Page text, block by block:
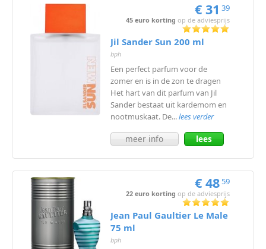
€ 31 39
45 euro korting op de adviesprijs
Jil Sander Sun 200 ml
bph
Een perfect parfum voor de
zomer en is in de zon te dragen
Het hart van dit parfum van Jil
Sander bestaat uit kardemom en
nootmuskaat. De...lees verder
meer info
lees
€ 48 59
22 euro korting op de adviesprijs
Jean Paul Gaultier Le Male
75 ml
bph